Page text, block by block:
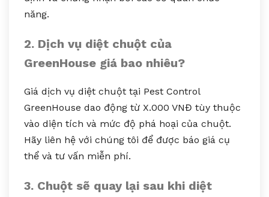
năng.
2. Dịch vụ diệt chuột của
GreenHouse giá bao nhiêu?
Giá dịch vụ diệt chuột tại Pest Control
GreenHouse dao động từ X.000 VNĐ tùy thuộc
vào diện tích và mức độ phá hoại của chuột.
Hãy liên hệ với chúng tôi để được báo giá cụ
thể và tư vấn miễn phí.
3. Chuột sẽ quay lại sau khi diệt